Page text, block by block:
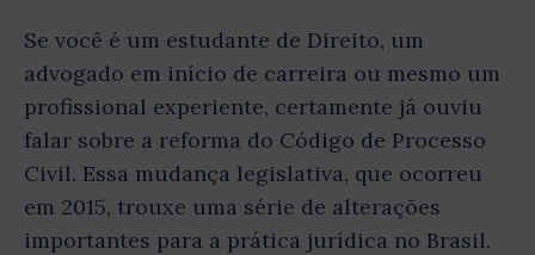
Se você é um estudante de Direito, um
advogado em início de carreira ou mesmo um
profissional experiente, certamente já ouviu
falar sobre a reforma do Código de Processo
Civil. Essa mudança legislativa, que ocorreu
em 2015, trouxe uma série de alterações
importantes para a prática jurídica no Brasil.